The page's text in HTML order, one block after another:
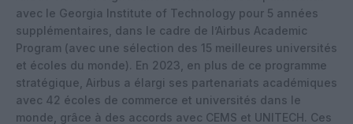
avec le Georgia Institute of Technology pour 5 années
supplémentaires, dans le cadre de l’Airbus Academic
Program (avec une sélection des 15 meilleures universités
et écoles du monde). En 2023, en plus de ce programme
stratégique, Airbus a élargi ses partenariats académiques
avec 42 écoles de commerce et universités dans le
monde, grâce à des accords avec CEMS et UNITECH. Ces